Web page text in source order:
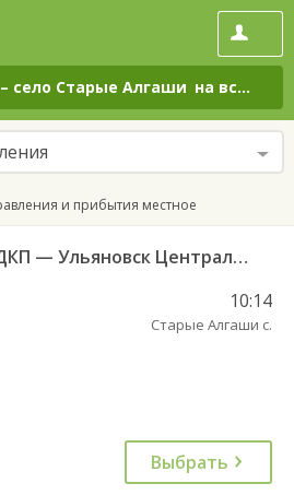
– село Старые Алгаши на все дни
и прибытия местное
Новочебоксарск г. ДКП — Ульяновск Центральный АВ 695
10:14
Старые Алгаши с.
Выбрать